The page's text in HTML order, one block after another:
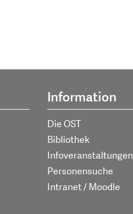
Information
Die OST
Bibliothek
Infoveranstaltungen
Personensuche
Intranet / Moodle